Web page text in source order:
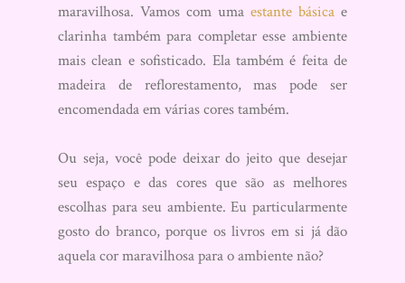
maravilhosa. Vamos com uma estante básica e
clarinha também para completar esse ambiente
mais clean e sofisticado. Ela também é feita de
madeira de reflorestamento, mas pode ser
encomendada em várias cores também.
Ou seja, você pode deixar do jeito que desejar
seu espaço e das cores que são as melhores
escolhas para seu ambiente. Eu particularmente
gosto do branco, porque os livros em si já dão
aquela cor maravilhosa para o ambiente não?